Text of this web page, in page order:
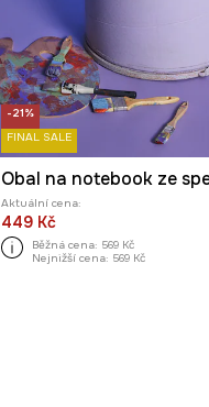
-21%
FINAL SALE
Aktuální cena:
449 Kč
Běžná cena: 569 Kč
Nejnižší cena: 569 Kč